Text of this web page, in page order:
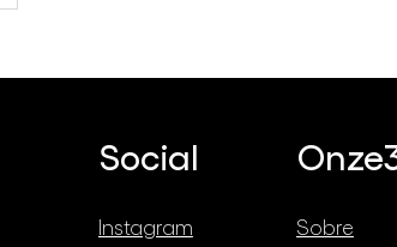
Social
Instagram
Sobre